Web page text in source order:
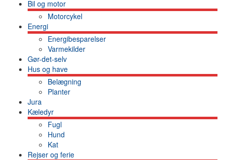
Bil og motor
Motorcykel
Energi
Energibesparelser
Varmekilder
Gør-det-selv
Hus og have
Belægning
Planter
Jura
Kæledyr
Fugl
Hund
Kat
Rejser og ferie